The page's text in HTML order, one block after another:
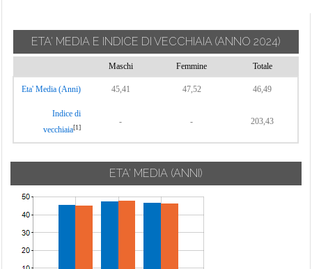
ETA' MEDIA E INDICE DI VECCHIAIA (ANNO 2024)
Maschi Femmine Totale
Eta' Media (Anni) 45,41 47,52 46,49
Indice di
vecchiaia[1]
- - 203,43
ETA' MEDIA (ANNI)